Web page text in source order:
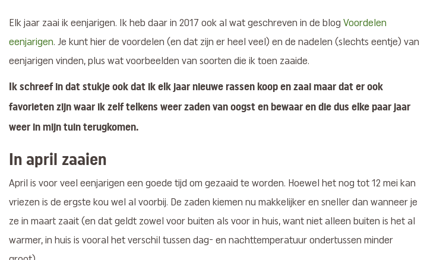
Elk jaar zaai ik eenjarigen. Ik heb daar in 2017 ook al wat geschreven in de blog Voordelen
eenjarigen. Je kunt hier de voordelen (en dat zijn er heel veel) en de nadelen (slechts eentje) van
eenjarigen vinden, plus wat voorbeelden van soorten die ik toen zaaide.
Ik schreef in dat stukje ook dat ik elk jaar nieuwe rassen koop en zaai maar dat er ook
favorieten zijn waar ik zelf telkens weer zaden van oogst en bewaar en die dus elke paar jaar
weer in mijn tuin terugkomen.
In april zaaien
April is voor veel eenjarigen een goede tijd om gezaaid te worden. Hoewel het nog tot 12 mei kan
vriezen is de ergste kou wel al voorbij. De zaden kiemen nu makkelijker en sneller dan wanneer je
ze in maart zaait (en dat geldt zowel voor buiten als voor in huis, want niet alleen buiten is het al
warmer, in huis is vooral het verschil tussen dag- en nachttemperatuur ondertussen minder